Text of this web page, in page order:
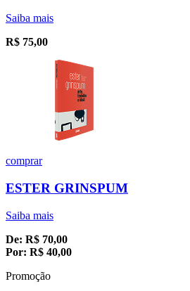
Saiba mais
R$ 75,00
comprar
ESTER GRINSPUM
Saiba mais
De: R$ 70,00
Por: R$ 40,00
Promoção